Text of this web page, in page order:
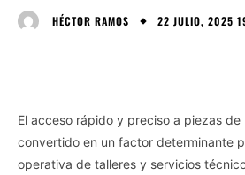
HÉCTOR RAMOS 22 JULIO, 2025
El acceso rápido y preciso a piezas de
convertido en un factor determinante
operativa de talleres y servicios